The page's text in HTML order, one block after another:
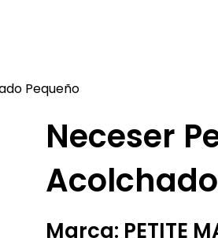
Pequeño
Neceser
Marca: PETITE